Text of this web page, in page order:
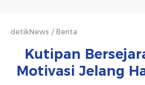
detikNews Berita
Kutipan
Motivasi Jelang